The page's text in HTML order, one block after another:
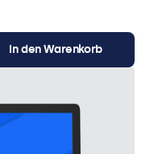
In den Warenkorb